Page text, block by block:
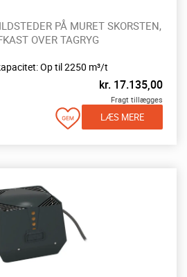
PÅ MURET SKORSTEN,
OVER TAGRYG
Op til 2250 m³/t
kr. 17.135,00
Fragt tillægges
LÆS MERE